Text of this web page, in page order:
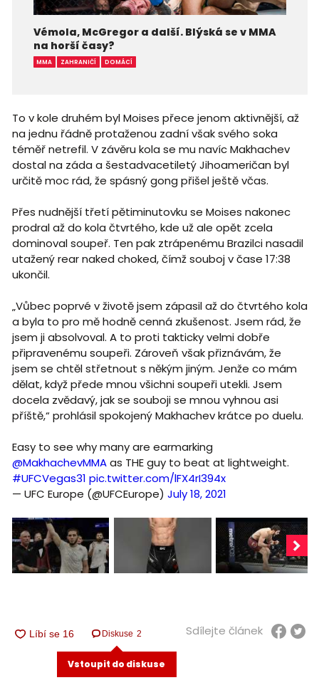
Vémola, McGregor a další. Blýská se v MMA
na horší časy?
MMA ZAHRANIČÍ DOMÁCÍ
To v kole druhém byl Moises přece jenom aktivnější, až
na jednu řádně protaženou zadní však svého soka
téměř netrefil. V závěru kola se mu navíc Makhachev
dostal na záda a šestadvacetiletý Jihoameričan byl
určitě moc rád, že spásný gong přišel ještě včas.
Přes nudnější třetí pětiminutovku se Moises nakonec
prodral až do kola čtvrtého, kde už ale opět zcela
dominoval soupeř. Ten pak ztrápenému Brazilci nasadil
utažený rear naked choked, čímž souboj v čase 17:38
ukončil.
„Vůbec poprvé v životě jsem zápasil až do čtvrtého kola
a byla to pro mě hodně cenná zkušenost. Jsem rád, že
jsem ji absolvoval. A to proti takticky velmi dobře
připravenému soupeři. Zároveň však přiznávám, že
jsem se chtěl střetnout s někým jiným. Jenže co mám
dělat, když přede mnou všichni soupeři utekli. Jsem
docela zvědavý, jak se souboji se mnou vyhnou asi
příště,“ prohlásil spokojený Makhachev krátce po duelu.
Easy to see why many are earmarking
@MakhachevMMAas THE guy to beat at lightweight.
#UFCVegas31 pic.twitter.com/lFX4rI394x
— UFC Europe (@UFCEurope) July 18, 2021
Diskuse 2
Vstoupit do diskuse
Sdílejte článek